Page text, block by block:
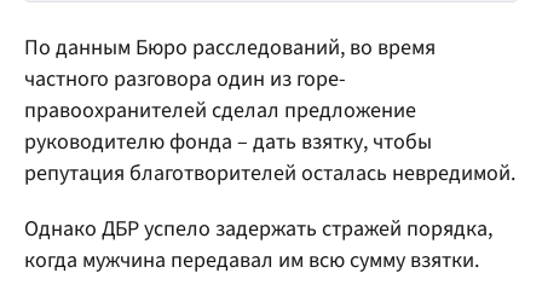
По данным Бюро расследований, во время
частного разговора один из горе-
правоохранителей сделал предложение
руководителю фонда – дать взятку, чтобы
репутация благотворителей осталась невредимой.
Однако ДБР успело задержать стражей порядка,
когда мужчина передавал им всю сумму взятки.